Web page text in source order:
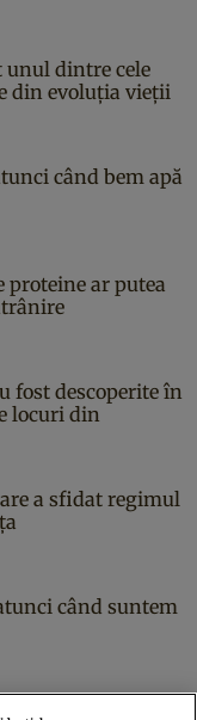
unul dintre cele
din evoluția vieții
când bem apă
proteine ar putea
fost descoperite în
locuri din
a sfidat regimul
când suntem